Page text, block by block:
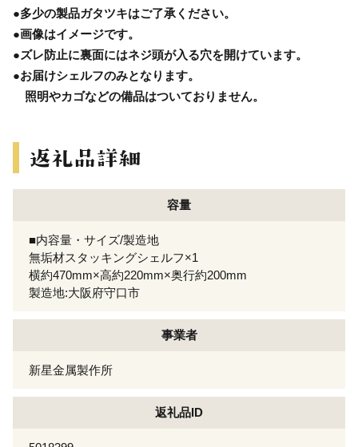
●多少の製品ガタツキはご了承ください。
●画像はイメージです。
●ズレ防止に裏面にはネジ頭が入る穴を開けています。
●お届けシェルフのみとなります。
照明やカゴなどの備品はついておりません。
容量
■内容量・サイズ/製造地
無垢材スタッキングシェルフ×1
横約470mm×高約220mm×奥行約200mm
製造地:大阪府守口市
事業者
新星金属製作所
返礼品ID